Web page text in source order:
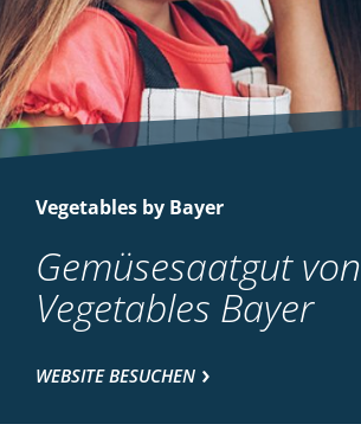
Vegetables by Bayer
Gemüsesaatgut von
Vegetables Bayer
WEBSITE BESUCHEN